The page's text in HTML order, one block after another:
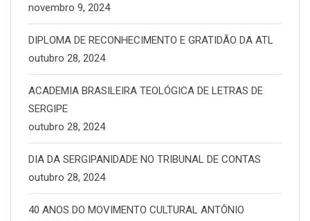
novembro 9, 2024
DIPLOMA DE RECONHECIMENTO E GRATIDÃO DA ATL
outubro 28, 2024
ACADEMIA BRASILEIRA TEOLÓGICA DE LETRAS DE
SERGIPE
outubro 28, 2024
DIA DA SERGIPANIDADE NO TRIBUNAL DE CONTAS
outubro 28, 2024
40 ANOS DO MOVIMENTO CULTURAL ANTÔNIO